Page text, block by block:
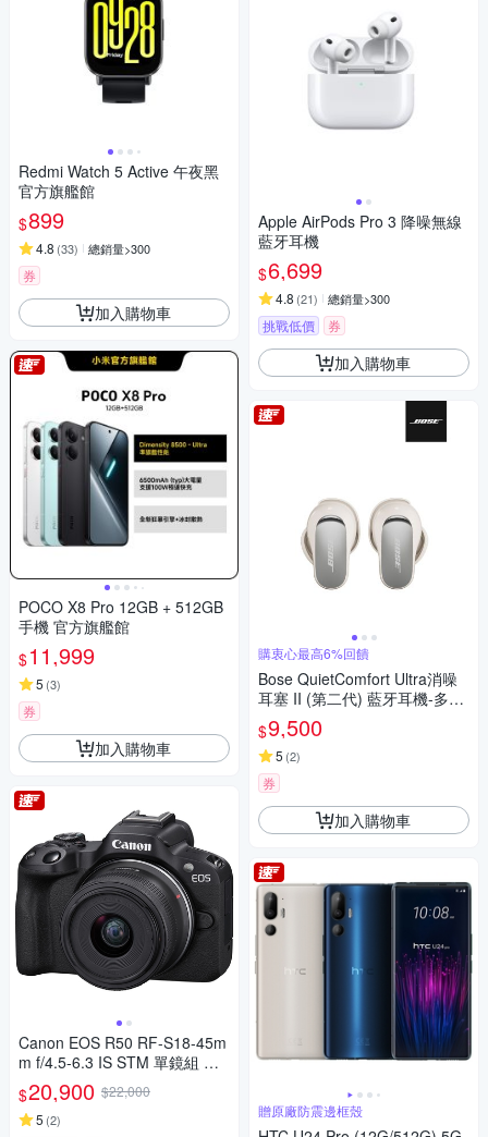
Redmi Watch 5 Active 午夜黑
官方旗艦館
$899
4.8 (33) 總銷量>300
券
加入購物車
POCO X8 Pro 12GB + 512GB
手機 官方旗艦館
$11,999
5 (3)
券
加入購物車
Canon EOS R50 RF-S18-45m
m f/4.5-6.3 IS STM 單鏡組 公
司貨
$20,900 $22,000
5 (2)
Apple AirPods Pro 3 降噪無線
藍牙耳機
$6,699
4.8 (21) 總銷量>300
挑戰低價 券
加入購物車
購衷心最高6%回饋
Bose QuietComfort Ultra消噪
耳塞 II (第二代) 藍牙耳機-多色
選
$9,500
5 (2)
券
加入購物車
贈原廠防震邊框殼